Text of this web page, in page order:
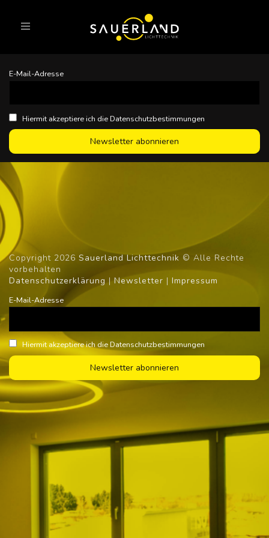
Toggle
E-Mail-Adresse
Hiermit akzeptiere ich die Datenschutzbestimmungen
Copyright 2026 Sauerland Lichttechnik © Alle Rechte
vorbehalten
Datenschutzerklärung | Newsletter | Impressum
E-Mail-Adresse
Hiermit akzeptiere ich die Datenschutzbestimmungen